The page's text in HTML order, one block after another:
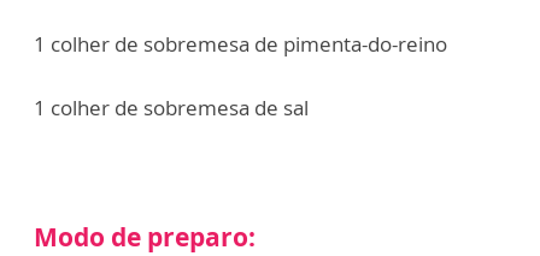
1 colher de sobremesa de pimenta-do-reino
1 colher de sobremesa de sal
Modo de preparo: